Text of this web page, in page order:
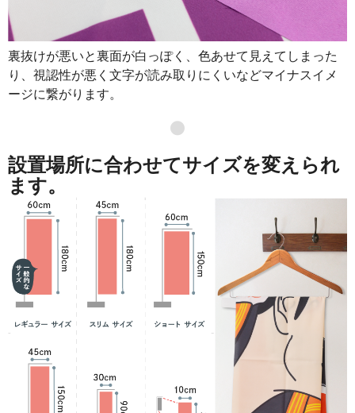
裏抜けが悪いと裏面が白っぽく、色あせて見えてしまった
り、視認性が悪く文字が読み取りにくいなどマイナスイメ
ージに繋がります。
●
設置場所に合わせてサイズを変えられ
ます。